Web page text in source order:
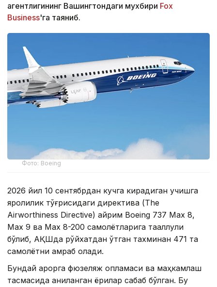
агентлигининг Вашингтондаги мухбири Fox
Business'га таяниб.
Фото: Boeing
2026 йил 10 сентябрдан кучга кирадиган учишга
яроқлилик тўғрисидаги директива (The
Airworthiness Directive) айрим Boeing 737 Max 8,
Max 9 ва Max 8-200 самолётларига тааллуқли
бўлиб, АҚШда рўйхатдан ўтган тахминан 471 та
самолётни қамраб олади.
Бундай қарорга фюзеляж қопламаси ва маҳкамлаш
тасмасида аниқланган ёриқлар сабаб бўлган. Бу